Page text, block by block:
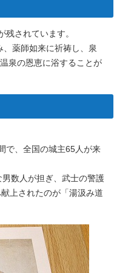
されています。
薬師如来に祈祷し、泉
泉の恩恵に浴することが
で、全国の城主65人が来
数人が担ぎ、武士の警護
上されたのが「湯汲み道